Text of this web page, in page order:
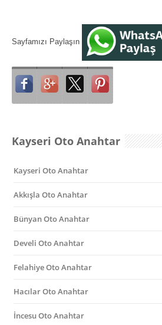
Sayfamızı Paylaşın
Kayseri Oto Anahtar
Kayseri Oto Anahtar
Akkışla Oto Anahtar
Bünyan Oto Anahtar
Develi Oto Anahtar
Felahiye Oto Anahtar
Hacılar Oto Anahtar
İncesu Oto Anahtar